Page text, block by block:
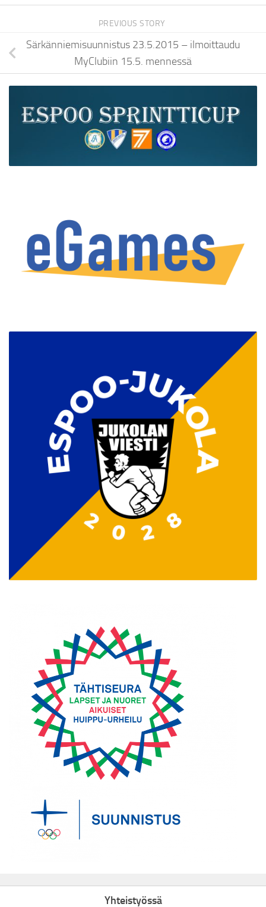
PREVIOUS STORY
Särkänniemisuunnistus 23.5.2015 – ilmoittaudu
MyClubiin 15.5. mennessä
Yhteistyössä